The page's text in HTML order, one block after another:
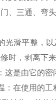
、三通、弯
光滑平整，
时，剥离下
这是由它的
：在使用的